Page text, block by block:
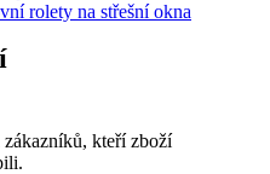
rolety na střešní okna
kteří zboží